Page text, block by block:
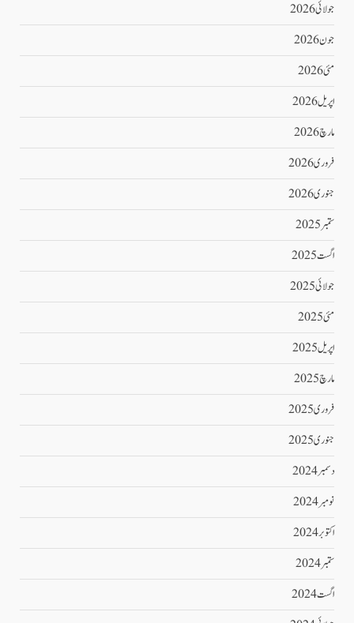
جولائی 2026
جون 2026
مئی 2026
اپریل 2026
مارچ 2026
فروری 2026
جنوری 2026
ستمبر 2025
اگست 2025
جولائی 2025
مئی 2025
اپریل 2025
مارچ 2025
فروری 2025
جنوری 2025
دسمبر 2024
نومبر 2024
اکتوبر 2024
ستمبر 2024
اگست 2024